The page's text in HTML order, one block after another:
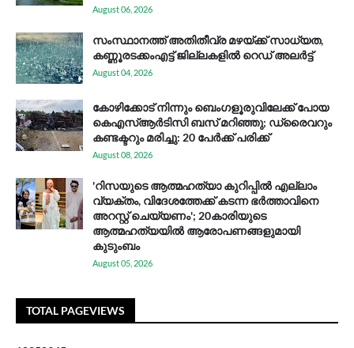
August 06, 2026
സം​സ്ഥാ​ന​ത്ത് അ​തി​തീ​വ്ര മ​ഴ​യ്ക്ക് സാ​ധ്യ​ത,
കണ്ണൂരടക്കംഎ​ട്ട് ജി​ല്ല​ക​ളി​ൽ റെ​ഡ് അ​ലർ​ട്ട്
August 04, 2026
കോഴിക്കോട് നിന്നും ബെംഗളൂരുവിലേക്ക് പോയ
കെഎസ്ആര്‍ടിസി ബസ് മറിഞ്ഞു; ഡ്രൈവറും
കണ്ടക്ടറും മരിച്ചു: 20 പേര്‍ക്ക് പരിക്ക്
August 08, 2026
'റിസയുടെ ആത്മഹത്യാ കുറിപ്പിൽ എല്ലാം
വ്യക്തം, വിദേശത്തേക്ക് കടന്ന ഭർത്താവിനെ
അറസ്റ്റ് ചെയ്യണം'; 20കാരിയുടെ
ആത്മഹത്യയിൽ ആരോപണങ്ങളുമായി
കുടുംബം
August 05, 2026
TOTAL PAGEVIEWS